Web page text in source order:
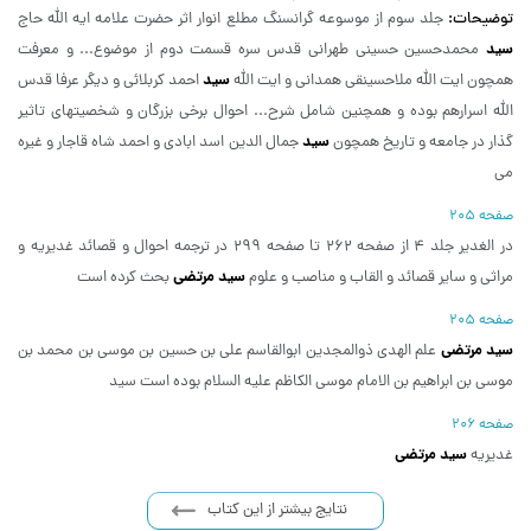
توضیحات:جلد سوم از موسوعه گرانسنگ مطلع انوار اثر حضرت علامه ایه الله حاج
سید محمدحسین حسینی طهرانی قدس سره قسمت دوم از موضوع... و معرفت
همچون ایت الله ملاحسینقی همدانی و ایت اللهسیداحمد کربلائی و دیگر عرفا قدس
الله اسرارهم بوده و همچنین شامل شرح... احوال برخی بزرگان و شخصیتهای تاثیر
گذار در جامعه و تاریخ همچونسیدجمال الدین اسد ابادی و احمد شاه قاجار و غیره
می
صفحه 205
در الغدیر جلد 4 از صفحه 262 تا صفحه 299 در ترجمه احوال و قصائد غدیریه و
مراثی و سایر قصائد و القاب و مناصب و علومسید مرتضیبحث کرده است
صفحه 205
سید مرتضی علم الهدی ذوالمجدین ابوالقاسم علی بن حسین بن موسی بن محمد بن
موسی بن ابراهیم بن الامام موسی الکاظم علیه السلام بوده است سید
صفحه 206
غدیریهسید مرتضی
نتایج بیشتر از این کتاب